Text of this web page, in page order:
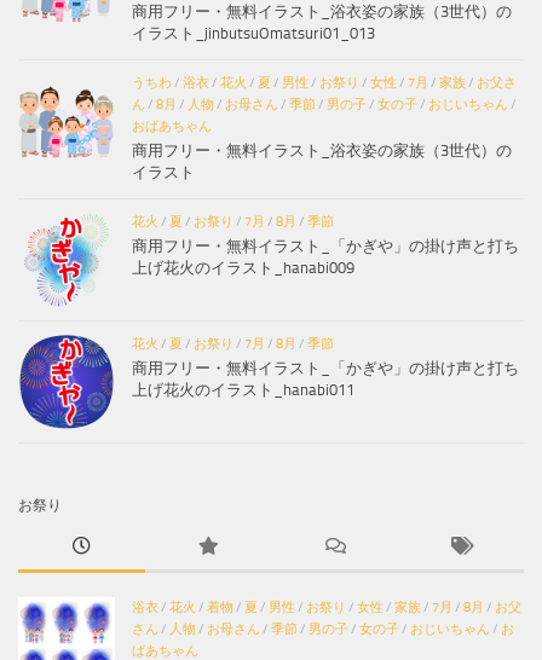
商用フリー・無料イラスト_浴衣姿の家族（3世代）の
イラスト_jinbutsuOmatsuri01_013
うちわ/ 浴衣/ 花火 / 夏 / 男性 / お祭り / 女性 / 7月 / 家族/ お父さ
ん / 8月 / 人物/ お母さん / 季節/ 男の子/ 女の子/ おじいちゃん /
おばあちゃん
商用フリー・無料イラスト_浴衣姿の家族（3世代）の
イラスト
花火 / 夏 / お祭り / 7月 / 8月 / 季節
商用フリー・無料イラスト_「かぎや」の掛け声と打ち
上げ花火のイラスト_hanabi009
花火 / 夏 / お祭り / 7月 / 8月 / 季節
商用フリー・無料イラスト_「かぎや」の掛け声と打ち
上げ花火のイラスト_hanabi011
お祭り
浴衣/ 花火 / 着物/ 夏 / 男性 / お祭り / 女性 / 家族/ 7月 / 8月 / お父
さん / 人物/ お母さん / 季節/ 男の子/ 女の子/ おじいちゃん / お
ばあちゃん